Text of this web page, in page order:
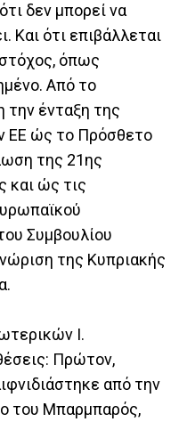
δεν μπορεί να
Και ότι επιβάλλεται
όπως
Από το
την ένταξη της
ΕΕ ώς το Πρόσθετο
της 21ης
και ώς τις
Συμβουλίου
της Κυπριακής
Ι.
Πρώτον,
από την
του Μπαρμπαρός,